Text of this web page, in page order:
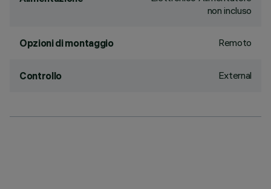
non incluso
Opzioni di montaggio Remoto
Controllo External